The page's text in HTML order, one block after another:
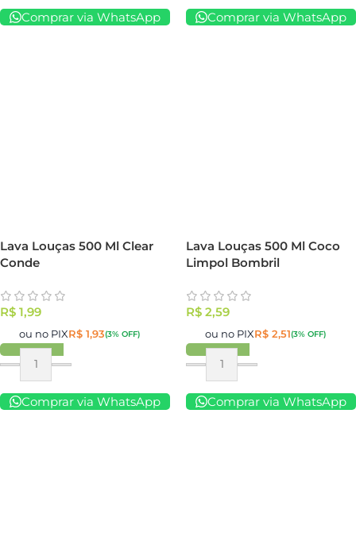
Comprar via WhatsApp Comprar via WhatsApp
Lava Louças 500 Ml Clear
Conde
R$ 1,99
ou no PIXR$ 1,93(3% OFF)
Comprar via WhatsApp
Lava Louças 500 Ml Coco
Limpol Bombril
R$ 2,59
ou no PIXR$ 2,51(3% OFF)
Comprar via WhatsApp